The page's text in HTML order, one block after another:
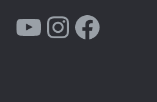
YouTube Instagram Facebook